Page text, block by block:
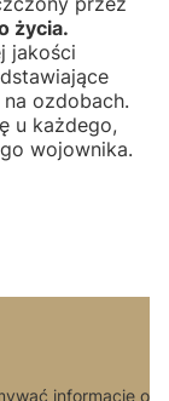
życia.
jakości
ozdobach.
u każdego,
wojownika.
informacje o